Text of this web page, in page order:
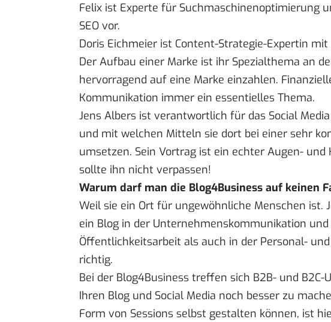
Felix ist Experte für Suchmaschinenoptimierung
SEO vor.
Doris Eichmeier ist Content-Strategie-Expertin
Der Aufbau einer Marke ist ihr Spezialthema an
hervorragend auf eine Marke einzahlen.
Kommunikation immer ein essentielles Thema.
Jens Albers ist verantwortlich für das Social
und mit welchen Mitteln sie dort bei einer sehr
umsetzen. Sein Vortrag ist ein echter Augen-
sollte ihn nicht verpassen!
Warum darf man die Blog4Business auf keinen
Weil sie ein Ort für ungewöhnliche Menschen ist.
ein Blog in der Unternehmenskommunikation
Öffentlichkeitsarbeit als auch in der Personal-
richtig.
Bei der Blog4Business treffen sich B2B- und
Ihren Blog und Social Media noch besser zu
Form von Sessions selbst gestalten können, ist